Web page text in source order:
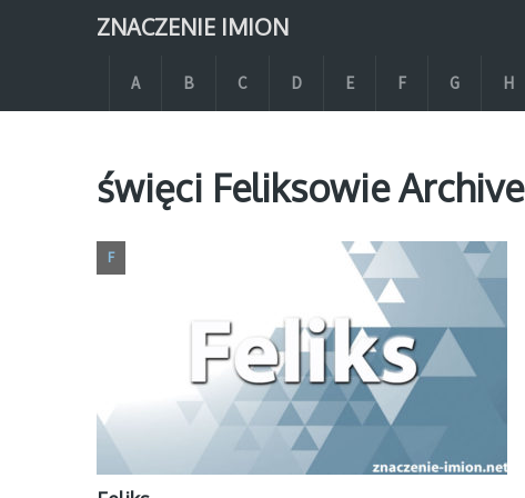
ZNACZENIE IMION
A B C D E F G H
święci Feliksowie Archive
F